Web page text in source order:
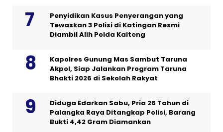
Penyidikan Kasus Penyerangan yang
Tewaskan 3 Polisi di Katingan Resmi
Diambil Alih Polda Kalteng
Kapolres Gunung Mas Sambut Taruna
Akpol, Siap Jalankan Program Taruna
Bhakti 2026 di Sekolah Rakyat
Diduga Edarkan Sabu, Pria 26 Tahun di
Palangka Raya Ditangkap Polisi, Barang
Bukti 4,42 Gram Diamankan